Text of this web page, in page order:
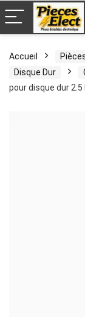
Accueil
Disque Dur
pour disque dur 2.5